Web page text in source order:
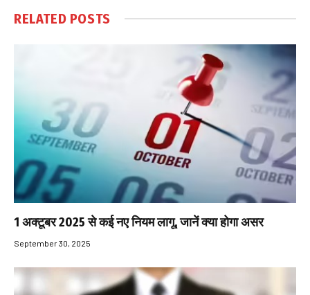
RELATED POSTS
1 अक्टूबर 2025 से कई नए नियम लागू, जानें क्या होगा असर
September 30, 2025